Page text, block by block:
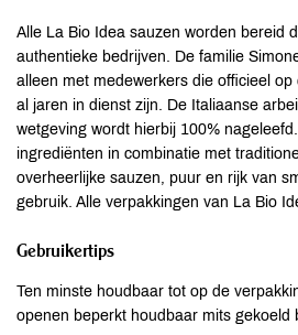
Alle La Bio Idea sauzen worden bereid
authentieke bedrijven. De familie
alleen met medewerkers die officieel
al jaren in dienst zijn. De Italiaanse
wetgeving wordt hierbij 100%
ingrediënten in combinatie met
overheerlijke sauzen, puur en rijk van
gebruik. Alle verpakkingen van La Bio
Gebruikertips
Ten minste houdbaar tot op de
openen beperkt houdbaar mits gekoeld